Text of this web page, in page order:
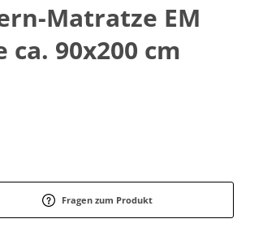
Matratze EM
90x200 cm
Fragen zum Produkt